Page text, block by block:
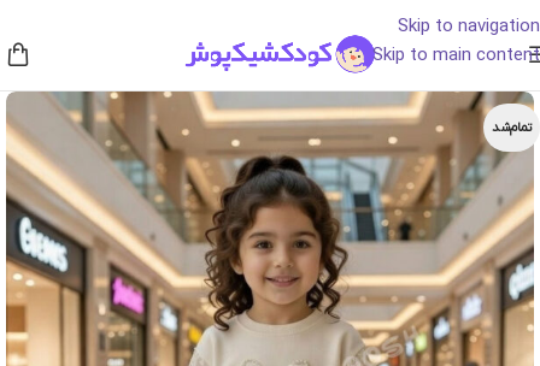
Skip to navigation
Skip to main content
تمام‌شد